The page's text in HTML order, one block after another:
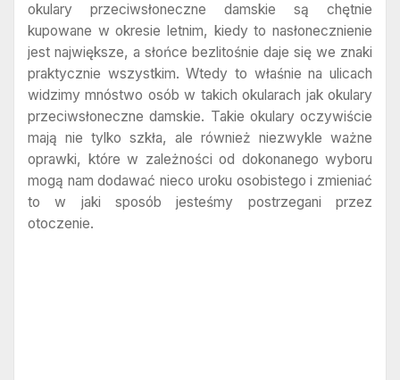
okulary przeciwsłoneczne damskie są chętnie
kupowane w okresie letnim, kiedy to nasłonecznienie
jest największe, a słońce bezlitośnie daje się we znaki
praktycznie wszystkim. Wtedy to właśnie na ulicach
widzimy mnóstwo osób w takich okularach jak okulary
przeciwsłoneczne damskie. Takie okulary oczywiście
mają nie tylko szkła, ale również niezwykle ważne
oprawki, które w zależności od dokonanego wyboru
mogą nam dodawać nieco uroku osobistego i zmieniać
to w jaki sposób jesteśmy postrzegani przez
otoczenie.